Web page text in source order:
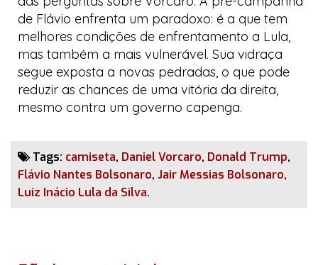
de Flávio enfrenta um paradoxo: é a que tem
melhores condições de enfrentamento a Lula,
mas também a mais vulnerável. Sua vidraça
segue exposta a novas pedradas, o que pode
reduzir as chances de uma vitória da direita,
mesmo contra um governo capenga.
Tags: camiseta, Daniel Vorcaro, Donald Trump,
Flávio Nantes Bolsonaro, Jair Messias Bolsonaro,
Luiz Inácio Lula da Silva.